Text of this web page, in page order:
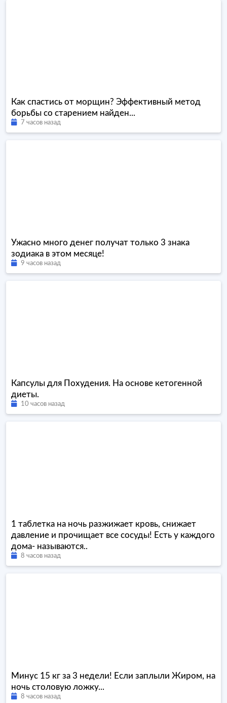
Как спастись от морщин? Эффективный метод
борьбы со старением найден...
7 часов назад
Ужасно много денег получат только 3 знака
зодиака в этом месяце!
9 часов назад
Капсулы для Похудения. На основе кетогенной
диеты.
10 часов назад
1 таблетка на ночь разжижает кровь, снижает
давление и прочищает все сосуды! Есть у каждого
дома- называются..
8 часов назад
Минус 15 кг за 3 недели! Если заплыли Жиром, на
ночь столовую ложку...
8 часов назад